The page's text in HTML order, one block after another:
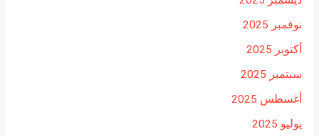
نوفمبر 2025
أكتوبر 2025
سبتمبر 2025
أغسطس 2025
يوليو 2025